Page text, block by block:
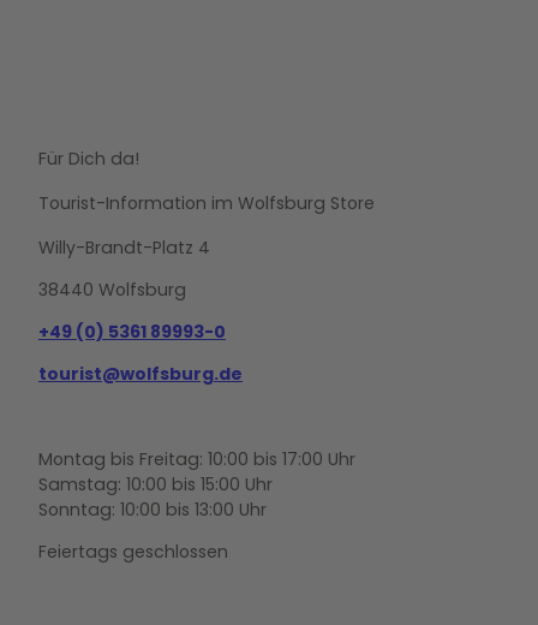
Für Dich da!
Tourist-Information im Wolfsburg Store
Willy-Brandt-Platz 4
38440 Wolfsburg
+49 (0) 5361 89993-0
tourist@wolfsburg.de
Montag bis Freitag: 10:00 bis 17:00 Uhr
Samstag: 10:00 bis 15:00 Uhr
Sonntag: 10:00 bis 13:00 Uhr
Feiertags geschlossen